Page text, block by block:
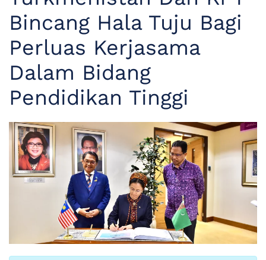
Bincang Hala Tuju Bagi
Perluas Kerjasama
Dalam Bidang
Pendidikan Tinggi